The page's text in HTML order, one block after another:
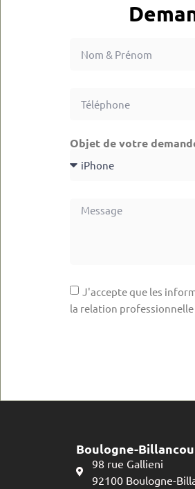
Objet de votre
J'accepte que les
la relation
Boulogne-
98 rue Gallieni
92100 Boulogne-